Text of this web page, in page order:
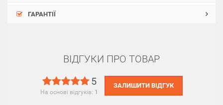
ГАРАНТІЇ
ВІДГУКИ ПРО ТОВАР
5
На основі відгуків: 1
ЗАЛИШИТИ ВІДГУК